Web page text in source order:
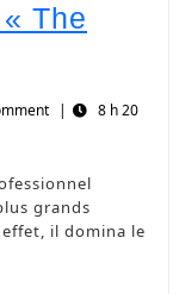
The
|
8 h 20
grands
il domina le